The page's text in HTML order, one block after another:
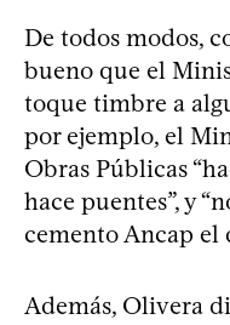
De todos modos,
bueno que el
toque timbre a
por ejemplo, el
Obras Públicas
hace puentes”, y
cemento Ancap el
Además, Olivera